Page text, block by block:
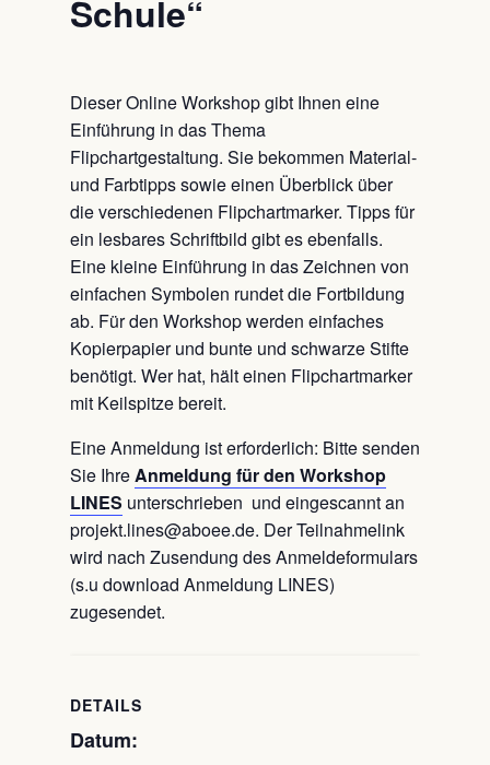
Schule“
Dieser Online Workshop gibt Ihnen eine
Einführung in das Thema
Flipchartgestaltung. Sie bekommen Material-
und Farbtipps sowie einen Überblick über
die verschiedenen Flipchartmarker. Tipps für
ein lesbares Schriftbild gibt es ebenfalls.
Eine kleine Einführung in das Zeichnen von
einfachen Symbolen rundet die Fortbildung
ab. Für den Workshop werden einfaches
Kopierpapier und bunte und schwarze Stifte
benötigt. Wer hat, hält einen Flipchartmarker
mit Keilspitze bereit.
Eine Anmeldung ist erforderlich: Bitte senden
Sie IhreAnmeldung für den Workshop
LINES unterschrieben und eingescannt an
projekt.lines@aboee.de. Der Teilnahmelink
wird nach Zusendung des Anmeldeformulars
(s.u download Anmeldung LINES)
zugesendet.
DETAILS
Datum: